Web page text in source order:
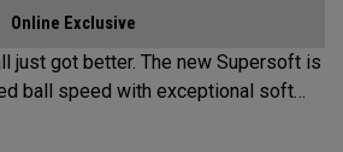
Online Exclusive
just got better. The new Supersoft is
ball speed with exceptional soft
tee-to-green. We've advanced